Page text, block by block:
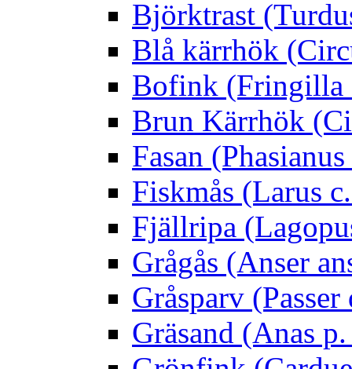
Björktrast
Blå kärrhök
Bofink (Fringilla
Brun Kärrhök
Fasan
Fiskmås (Larus
Fjällripa
Grågås (Anser
Gråsparv
Gräsand (Anas